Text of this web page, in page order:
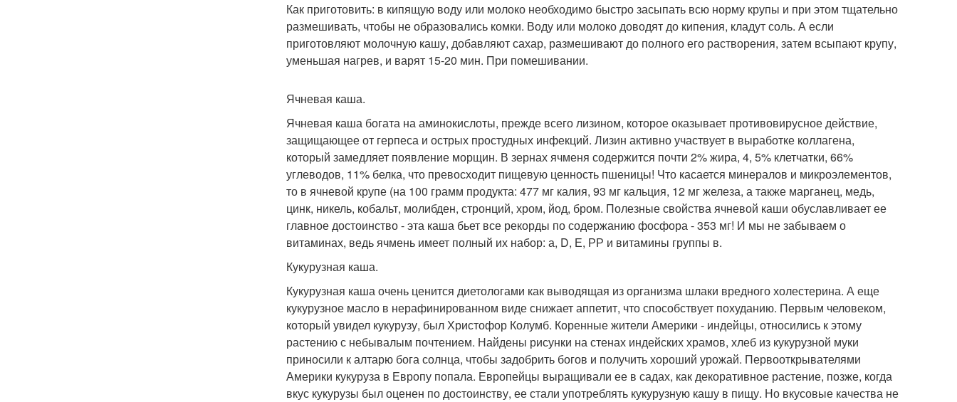
Как приготовить: в кипящую воду или молоко необходимо быстро засыпать всю норму крупы и при этом тщательно
размешивать, чтобы не образовались комки. Воду или молоко доводят до кипения, кладут соль. А если
приготовляют молочную кашу, добавляют сахар, размешивают до полного его растворения, затем всыпают крупу,
уменьшая нагрев, и варят 15-20 мин. При помешивании.
Ячневая каша.
Ячневая каша богата на аминокислоты, прежде всего лизином, которое оказывает противовирусное действие,
защищающее от герпеса и острых простудных инфекций. Лизин активно участвует в выработке коллагена,
который замедляет появление морщин. В зернах ячменя содержится почти 2% жира, 4, 5% клетчатки, 66%
углеводов, 11% белка, что превосходит пищевую ценность пшеницы! Что касается минералов и микроэлементов,
то в ячневой крупе (на 100 грамм продукта: 477 мг калия, 93 мг кальция, 12 мг железа, а также марганец, медь,
цинк, никель, кобальт, молибден, стронций, хром, йод, бром. Полезные свойства ячневой каши обуславливает ее
главное достоинство - эта каша бьет все рекорды по содержанию фосфора - 353 мг! И мы не забываем о
витаминах, ведь ячмень имеет полный их набор: а, D, Е, РР и витамины группы в.
Кукурузная каша.
Кукурузная каша очень ценится диетологами как выводящая из организма шлаки вредного холестерина. А еще
кукурузное масло в нерафинированном виде снижает аппетит, что способствует похуданию. Первым человеком,
который увидел кукурузу, был Христофор Колумб. Коренные жители Америки - индейцы, относились к этому
растению с небывалым почтением. Найдены рисунки на стенах индейских храмов, хлеб из кукурузной муки
приносили к алтарю бога солнца, чтобы задобрить богов и получить хороший урожай. Первооткрывателями
Америки кукуруза в Европу попала. Европейцы выращивали ее в садах, как декоративное растение, позже, когда
вкус кукурузы был оценен по достоинству, ее стали употреблять кукурузную кашу в пищу. Но вкусовые качества не